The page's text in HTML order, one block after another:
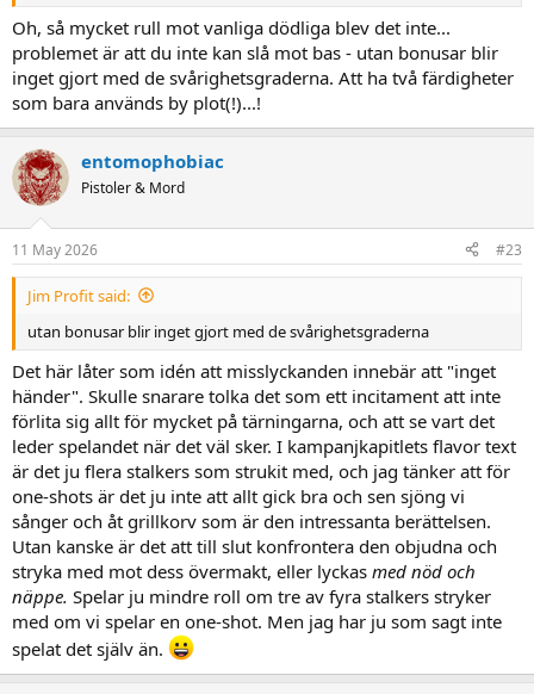
Oh, så mycket rull mot vanliga dödliga blev det inte...
problemet är att du inte kan slå mot bas - utan bonusar blir
inget gjort med de svårighetsgraderna. Att ha två färdigheter
som bara används by plot(!)...!
entomophobiac
Pistoler & Mord
11 May 2026 #23
Jim Profit said:
utan bonusar blir inget gjort med de svårighetsgraderna
Det här låter som idén att misslyckanden innebär att "inget
händer". Skulle snarare tolka det som ett incitament att inte
förlita sig allt för mycket på tärningarna, och att se vart det
leder spelandet när det väl sker. I kampanjkapitlets flavor text
är det ju flera stalkers som strukit med, och jag tänker att för
one-shots är det ju inte att allt gick bra och sen sjöng vi
sånger och åt grillkorv som är den intressanta berättelsen.
Utan kanske är det att till slut konfrontera den objudna och
stryka med mot dess övermakt, eller lyckas med nöd och
näppe. Spelar ju mindre roll om tre av fyra stalkers stryker
med om vi spelar en one-shot. Men jag har ju som sagt inte
spelat det själv än.